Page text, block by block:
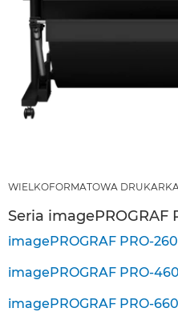
WIELKOFORMATOWA
Seria imagePROGRAF
imagePROGRAF PRO-
imagePROGRAF PRO-
imagePROGRAF PRO-